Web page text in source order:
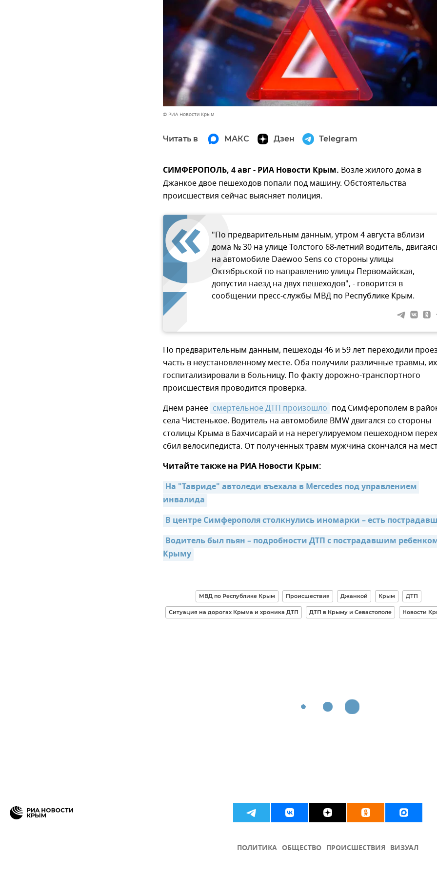
© РИА Новости Крым
Читать в МАКС Дзен Telegram
СИМФЕРОПОЛЬ, 4 авг - РИА Новости Крым. Возле жилого дома в
Джанкое двое пешеходов попали под машину. Обстоятельства
происшествия сейчас выясняет полиция.
"По предварительным данным, утром 4 августа вблизи
дома № 30 на улице Толстого 68-летний водитель,
на автомобиле Daewoo Sens со стороны улицы
Октябрьской по направлению улицы Первомайская,
допустил наезд на двух пешеходов", - говорится в
сообщении пресс-службы МВД по Республике Крым.
По предварительным данным, пешеходы 46 и 59 лет переходили
часть в неустановленному месте. Оба получили различные травмы, их
госпитализировали в больницу. По факту дорожно-транспортного
происшествия проводится проверка.
Днем ранее смертельное ДТП произошло под Симферополем в
села Чистенькое. Водитель на автомобиле BMW двигался со стороны
столицы Крыма в Бахчисарай и на нерегулируемом пешеходном
сбил велосипедиста. От полученных травм мужчина скончался на
Читайте также на РИА Новости Крым:
На "Тавриде" автоледи въехала в Mercedes под управлением
инвалида
В центре Симферополя столкнулись иномарки – есть
Водитель был пьян – подробности ДТП с пострадавшим
Крыму
МВД по Республике Крым Происшествия Джанкой Крым ДТП
Ситуация на дорогах Крыма и хроника ДТП ДТП в Крыму и Севастополе Новости
ПОЛИТИКА ОБЩЕСТВО ПРОИСШЕСТВИЯ ВИЗУАЛ